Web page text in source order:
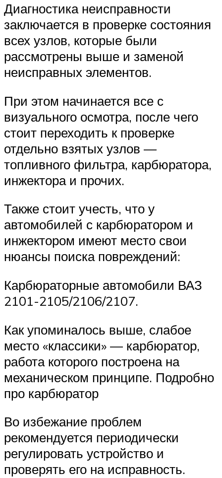
Диагностика неисправности
заключается в проверке состояния
всех узлов, которые были
рассмотрены выше и заменой
неисправных элементов.
При этом начинается все с
визуального осмотра, после чего
стоит переходить к проверке
отдельно взятых узлов —
топливного фильтра, карбюратора,
инжектора и прочих.
Также стоит учесть, что у
автомобилей с карбюратором и
инжектором имеют место свои
нюансы поиска повреждений:
Карбюраторные автомобили ВАЗ
2101-2105/2106/2107.
Как упоминалось выше, слабое
место «классики» — карбюратор,
работа которого построена на
механическом принципе. Подробно
про карбюратор
Во избежание проблем
рекомендуется периодически
регулировать устройство и
проверять его на исправность.